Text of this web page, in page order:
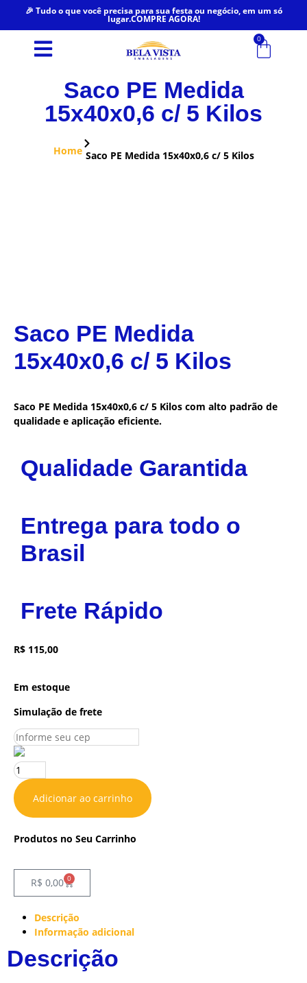
🎉 Tudo o que você precisa para sua festa ou negócio, em um só
lugar.COMPRE AGORA!
0
Saco PE Medida
15x40x0,6 c/ 5 Kilos
Home Saco PE Medida 15x40x0,6 c/ 5 Kilos
Saco PE Medida
15x40x0,6 c/ 5 Kilos
Saco PE Medida 15x40x0,6 c/ 5 Kilos com alto padrão de
qualidade e aplicação eficiente.
Qualidade Garantida
Entrega para todo o
Brasil
Frete Rápido
R$ 115,00
Em estoque
Simulação de frete
Adicionar ao carrinho
Produtos no Seu Carrinho
R$ 0,00 0
Descrição
Informação adicional
Descrição